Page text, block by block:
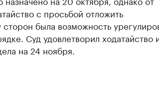
с просьбой отложить
была возможность
Суд удовлетворил ходатайство
на 24 ноября.